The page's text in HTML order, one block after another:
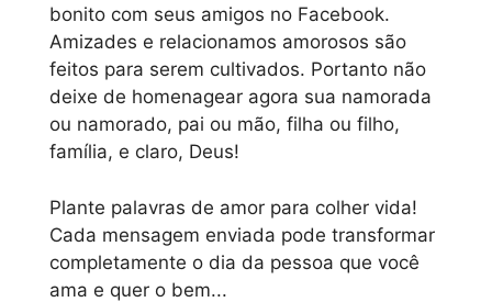
bonito com seus amigos no Facebook.
Amizades e relacionamos amorosos são
feitos para serem cultivados. Portanto não
deixe de homenagear agora sua namorada
ou namorado, pai ou mão, filha ou filho,
família, e claro, Deus!
Plante palavras de amor para colher vida!
Cada mensagem enviada pode transformar
completamente o dia da pessoa que você
ama e quer o bem...